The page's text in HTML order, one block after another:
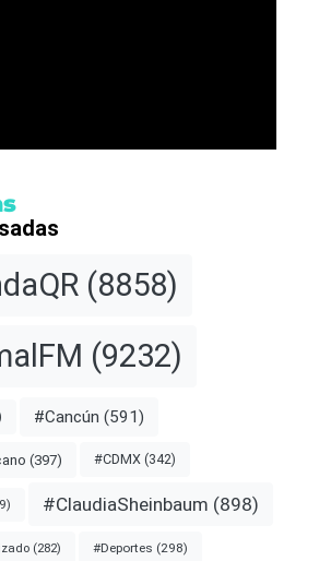
(8858)
(9232)
#Cancún (591)
(397) #CDMX (342)
#ClaudiaSheinbaum (898)
(282) #Deportes (298)